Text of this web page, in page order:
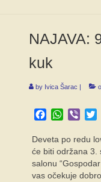
NAJAVA:
kuk
by Ivica Šarac |
FacebookViber
Deveta po redu
će biti održana 3.
salonu
vas očekuje